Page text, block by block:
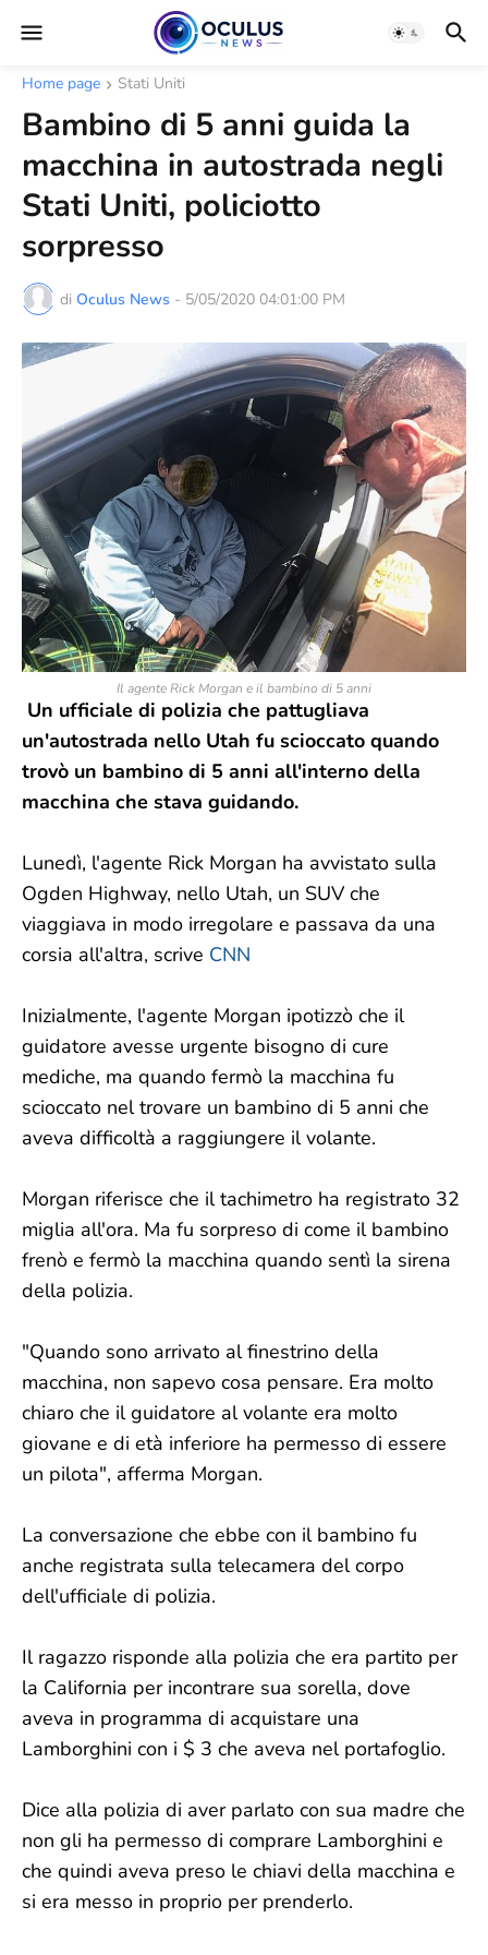
Home page Stati Uniti
Bambino di 5 anni guida la
macchina in autostrada negli
Stati Uniti, policiotto
sorpresso
di Oculus News - 5/05/2020 04:01:00 PM
Il agente Rick Morgan e il bambino di 5 anni
Un ufficiale di polizia che pattugliava
un'autostrada nello Utah fu scioccato quando
trovò un bambino di 5 anni all'interno della
macchina che stava guidando.
Lunedì, l'agente Rick Morgan ha avvistato sulla
Ogden Highway, nello Utah, un SUV che
viaggiava in modo irregolare e passava da una
corsia all'altra, scrive CNN
Inizialmente, l'agente Morgan ipotizzò che il
guidatore avesse urgente bisogno di cure
mediche, ma quando fermò la macchina fu
scioccato nel trovare un bambino di 5 anni che
aveva difficoltà a raggiungere il volante.
Morgan riferisce che il tachimetro ha registrato 32
miglia all'ora. Ma fu sorpreso di come il bambino
frenò e fermò la macchina quando sentì la sirena
della polizia.
"Quando sono arrivato al finestrino della
macchina, non sapevo cosa pensare. Era molto
chiaro che il guidatore al volante era molto
giovane e di età inferiore ha permesso di essere
un pilota", afferma Morgan.
La conversazione che ebbe con il bambino fu
anche registrata sulla telecamera del corpo
dell'ufficiale di polizia.
Il ragazzo risponde alla polizia che era partito per
la California per incontrare sua sorella, dove
aveva in programma di acquistare una
Lamborghini con i $ 3 che aveva nel portafoglio.
Dice alla polizia di aver parlato con sua madre che
non gli ha permesso di comprare Lamborghini e
che quindi aveva preso le chiavi della macchina e
si era messo in proprio per prenderlo.